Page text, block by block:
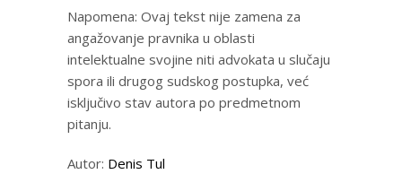
Napomena: Ovaj tekst nije zamena za
angažovanje pravnika u oblasti
intelektualne svojine niti advokata u slučaju
spora ili drugog sudskog postupka, već
isključivo stav autora po predmetnom
pitanju.
Autor: Denis Tul